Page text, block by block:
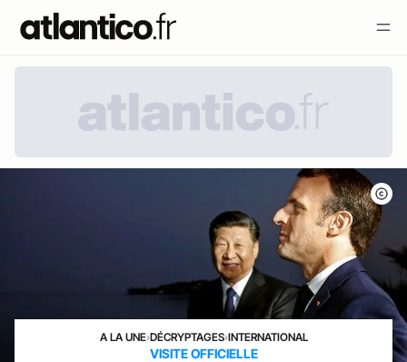
A LA UNE›DÉCRYPTAGES›INTERNATIONAL
VISITE OFFICIELLE